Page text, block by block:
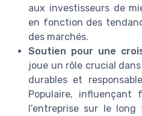
aux investisseurs de
en fonction des
des marchés.
Soutien pour une
joue un rôle crucial
durables et
Populaire, influençant
l'entreprise sur le long